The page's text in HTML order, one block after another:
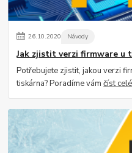
26.10.2020 Návody
Jak zjistit verzi firmware u
Potřebujete zjistit, jakou verzi
tiskárna? Poradíme vámčíst celé